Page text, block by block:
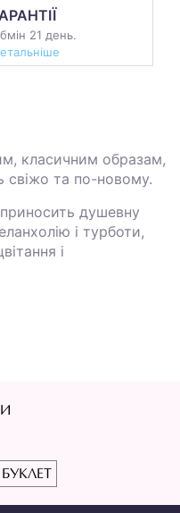
21 день.
класичним образам,
свіжо та по-новому.
душевну
і турботи,
і